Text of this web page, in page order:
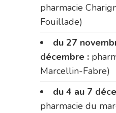
pharmacie
Fouillade)
du 27
décembre :
Marcellin-Fabre)
du 4 au 7
pharmacie du